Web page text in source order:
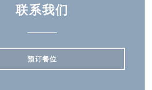
联系我们
预订餐位